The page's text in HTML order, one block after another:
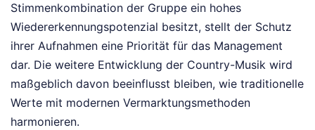
Stimmenkombination der Gruppe ein hohes
Wiedererkennungspotenzial besitzt, stellt der Schutz
ihrer Aufnahmen eine Priorität für das Management
dar. Die weitere Entwicklung der Country-Musik wird
maßgeblich davon beeinflusst bleiben, wie traditionelle
Werte mit modernen Vermarktungsmethoden
harmonieren.